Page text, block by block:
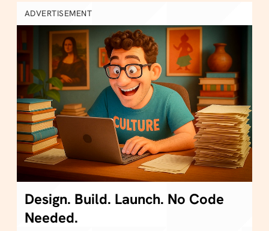
ADVERTISEMENT
Design. Build. Launch. No Code
Needed.